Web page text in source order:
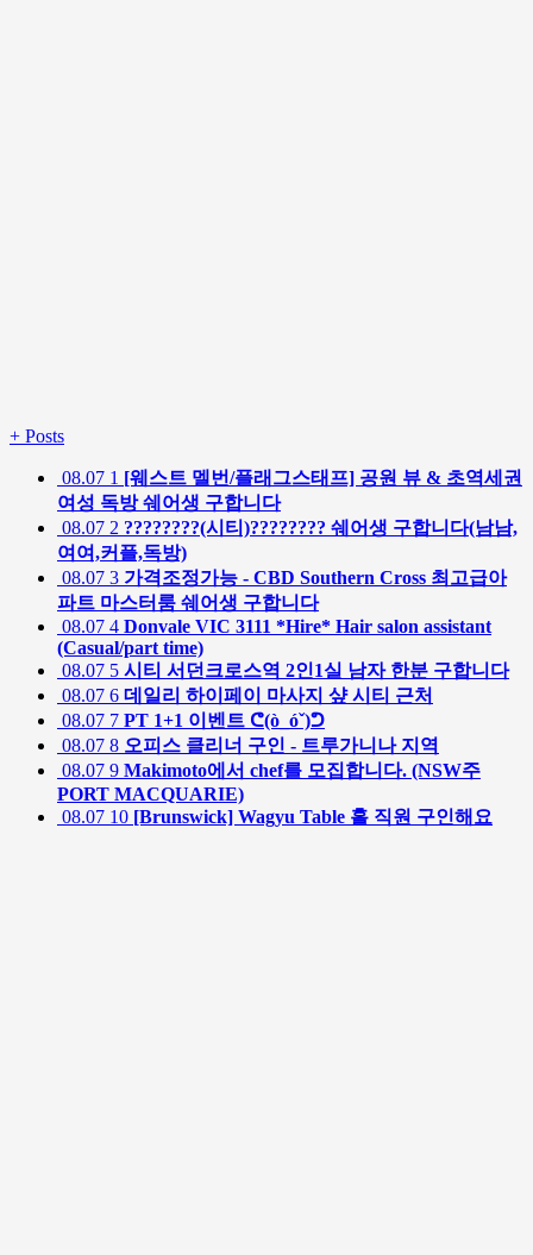
+ Posts
08.07 1 [웨스트 멜번/플래그스태프] 공원 뷰 & 초역세권
여성 독방 쉐어생 구합니다
08.07 2 ????????(시티)???????? 쉐어생 구합니다(남남,
여여,커플,독방)
08.07 3 가격조정가능 - CBD Southern Cross 최고급아
파트 마스터룸 쉐어생 구합니다
08.07 4 Donvale VIC 3111 *Hire* Hair salon assistant
(Casual/part time)
08.07 5 시티 서던크로스역 2인1실 남자 한분 구합니다
08.07 6 데일리 하이페이 마사지 샾 시티 근처
08.07 7 PT 1+1 이벤트 ᕦ(ò_óˇ)ᕤ
08.07 8 오피스 클리너 구인 - 트루가니나 지역
08.07 9 Makimoto에서 chef를 모집합니다. (NSW주
PORT MACQUARIE)
08.07 10 [Brunswick] Wagyu Table 홀 직원 구인해요